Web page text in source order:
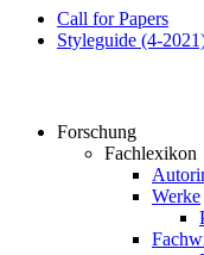
Call for Papers
Styleguide (4-
Forschung
Fachlexikon
Werke